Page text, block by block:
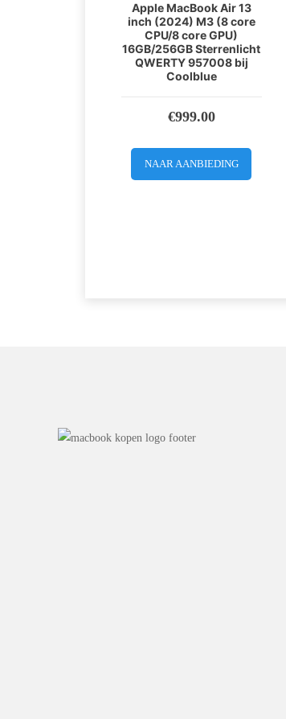
Apple MacBook Air 13
inch (2024) M3 (8 core
CPU/8 core GPU)
16GB/256GB Sterrenlicht
QWERTY 957008 bij
Coolblue
€999.00
NAAR AANBIEDING